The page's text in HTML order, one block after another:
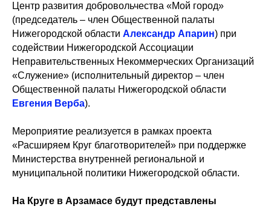
Центр развития добровольчества «Мой город»
(председатель – член Общественной палаты
Нижегородской области Александр Апарин) при
содействии Нижегородской Ассоциации
Неправительственных Некоммерческих Организаций
«Служение» (исполнительный директор – член
Общественной палаты Нижегородской области
Евгения Верба).
Мероприятие реализуется в рамках проекта
«Расширяем Круг благотворителей» при поддержке
Министерства внутренней региональной и
муниципальной политики Нижегородской области.
На Круге в Арзамасе будут представлены